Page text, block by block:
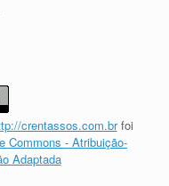
crentassos.com.brfoi
Commons - Atribuição-
Adaptada